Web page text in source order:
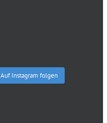
Auf Instagram folgen